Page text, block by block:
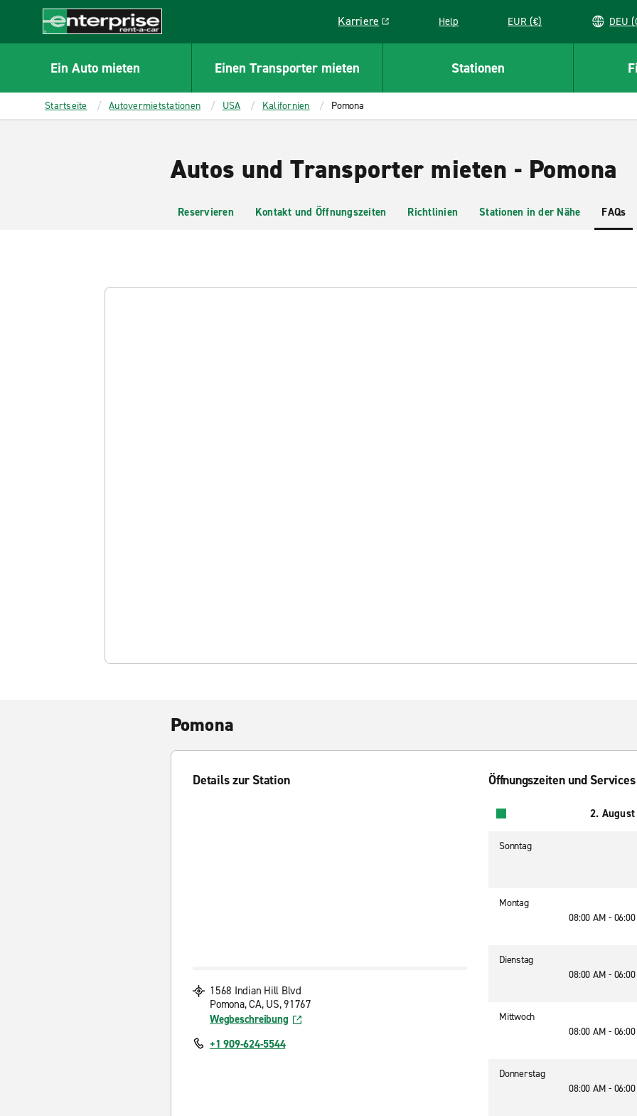
CONTENT
Enterprise
Karriere
Link opens in a new window
Help EUR (€)
Ein Auto mieten Einen Transporter mieten Stationen
Startseite Autovermietstationen USA Kalifornien Pomona
Autos und Transporter mieten - Pomona
Reservieren Kontakt und Öffnungszeiten Richtlinien Stationen in der Nähe FAQs
Pomona
Details zur Station
1568 Indian Hill Blvd
Pomona, CA, US, 91767
Wegbeschreibung
+1 909-624-5544
Öffnungszeiten und Services
2.
Sonntag
Montag
08:00 AM -
Dienstag
08:00 AM -
Mittwoch
08:00 AM -
Donnerstag
08:00 AM -